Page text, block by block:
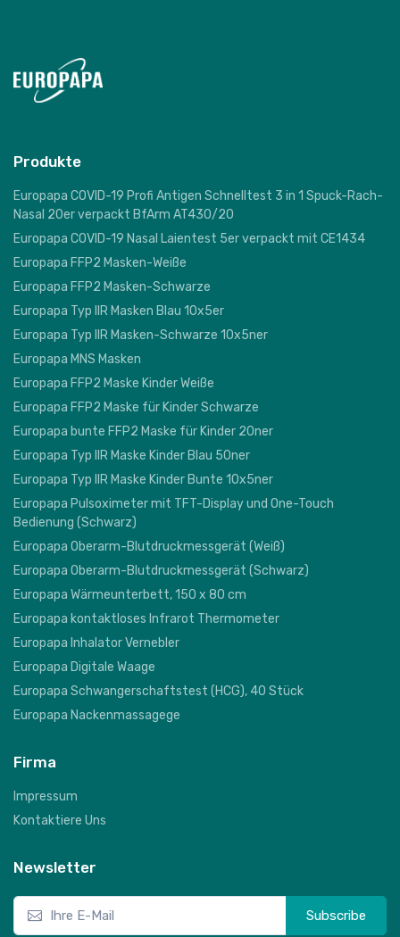
Produkte
Europapa COVID-19 Profi Antigen Schnelltest 3 in 1 Spuck-Rach-
Nasal 20er verpackt BfArm AT430/20
Europapa COVID-19 Nasal Laientest 5er verpackt mit CE1434
Europapa FFP2 Masken-Weiße
Europapa FFP2 Masken-Schwarze
Europapa Typ IIR Masken Blau 10x5er
Europapa Typ IIR Masken-Schwarze 10x5ner
Europapa MNS Masken
Europapa FFP2 Maske Kinder Weiße
Europapa FFP2 Maske für Kinder Schwarze
Europapa bunte FFP2 Maske für Kinder 20ner
Europapa Typ IIR Maske Kinder Blau 50ner
Europapa Typ IIR Maske Kinder Bunte 10x5ner
Europapa Pulsoximeter mit TFT-Display und One-Touch
Bedienung (Schwarz)
Europapa Oberarm-Blutdruckmessgerät (Weiß)
Europapa Oberarm-Blutdruckmessgerät (Schwarz)
Europapa Wärmeunterbett, 150 x 80 cm
Europapa kontaktloses Infrarot Thermometer
Europapa Inhalator Vernebler
Europapa Digitale Waage
Europapa Schwangerschaftstest (HCG), 40 Stück
Europapa Nackenmassagege
Firma
Impressum
Kontaktiere Uns
Newsletter
Subscribe